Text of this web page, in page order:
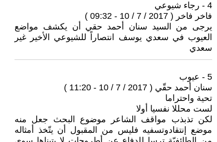
4 - رجاء شيوعي
فاخر فاخر ( 2017 / 7 / 10 - 09:32 )
يرجى من السيد سنان أحمد حقي أن يكشف مواضع
العيوب في سعدي يوسف انتصاراً للشيوعي الأخير غير
سعدي
5 - عيوب
سنان أحمد حقّي ( 2017 / 7 / 10 - 11:20 )
تحية واحتراما
لست محللا نفسيا أولا
لكن تذبذب مواقف الشاعر موضوع البحث جعل منه
موضع إنتقادوتسفيه فليس من المقبول أن يتّخذ أمثاله